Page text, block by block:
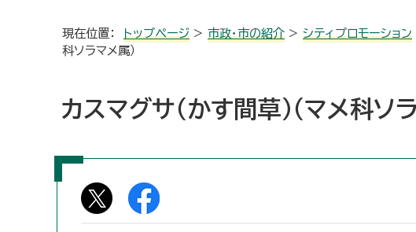
現在位置： トップページ > 市政・市の紹介 > シティプロモーション
科ソラマメ属）
カスマグサ（かす間草）（マメ科ソ